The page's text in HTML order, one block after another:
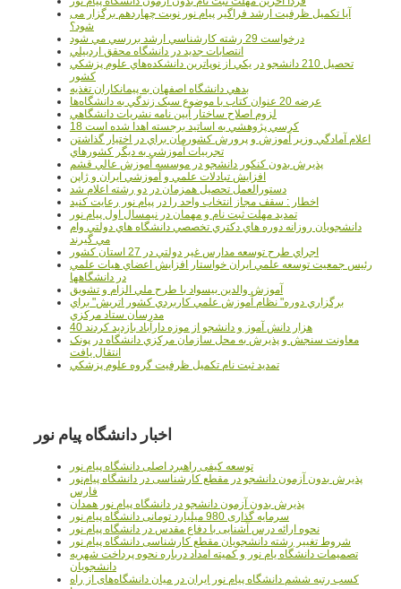
آیا تکمیل ظرفیت ارشد فراگیر پیام نور نوبت چهاردهم برگزار می
شود؟
درخواست 29 رشته کارشناسي ارشد بررسي مي شود
انتصابات جديد در دانشگاه محقق اردبيلي
تحصيل 210 دانشجو در يکي از نوپاترين دانشکده‌هاي علوم پزشکي
کشور
بدهي دانشگاه اصفهان به پيمانکاران تغذيه
عرضه 20 عنوان کتاب با موضوع سبک زندگي به دانشگاه‌ها
لزوم اصلاح ساختار آيين نامه نشريات دانشگاهي
18 کرسي پژوهشي به اساتيد برجسته اهدا شده است
اعلام آمادگي وزير آموزش و پرورش کشورمان براي در اختيار گذاشتن
تجربيات آموزشي به ديگر کشورهاي
پذيرش بدون کنکور دانشجو در موسسه آموزش عالي قشم
افزايش تبادلات علمي و آموزشي ايران و ژاپن
دستورالعمل تحصیل همزمان در دو رشته اعلام شد
اخطار : سقف مجاز انتخاب واحد را در پیام نور رعایت کنید
تمدید مهلت ثبت نام و مهمان در نیمسال اول پیام نور
دانشجويان روزانه دوره هاي دكتري تخصصي دانشگاه هاي دولتي وام
مي گيرند
اجراي طرح توسعه مدارس غير دولتي در 27 استان کشور
رئيس جمعيت توسعه علمي ايران خواستار افزايش اعضاي هيات علمي
در دانشگاهها
آموزش والدين بيسواد با طرح ملي الزام و تشويق
برگزاري دوره" نظام آموزش علمي كاربردي كشور اتريش" براي
مدرسان ستاد مرکزي
40 هزار دانش آموز و دانشجو از موزه دارآباد بازديد کردند
معاونت سنجش و پذيرش به محل سازمان مرکزي دانشگاه در پونک
انتقال يافت
تمديد ثبت نام تکميل ظرفيت گروه علوم پزشکي
اخبار دانشگاه پیام نور
توسعه کیفی راهبرد اصلی دانشگاه پیام نور
پذیرش بدون آزمون دانشجو در مقطع کارشناسی در دانشگاه پیام‌نور
فارس
پذیرش بدون آزمون دانشجو در دانشگاه پیام نور همدان
سرمایه گذاری 980 میلیارد تومانی دانشگاه پیام نور
نحوه ارائه درس آشنایی با دفاع مقدس در دانشگاه پیام نور
شروط تغییر رشته دانشجویان مقطع کارشناسی دانشگاه پیام نور
تصمیمات دانشگاه یام نور و کمیته امداد درباره نحوه پرداخت شهریه
دانشجویان
کسب رتبه ششم دانشگاه پیام نور ایران در میان دانشگاه‌های از راه